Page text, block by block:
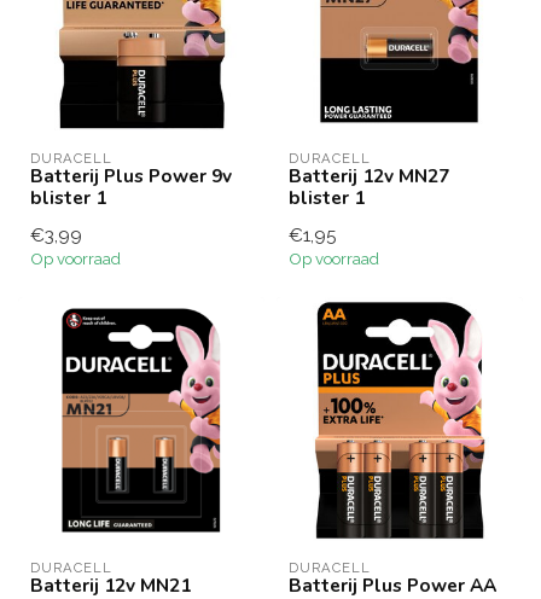
DURACELL
Batterij Plus Power 9v
blister 1
€3,99
Op voorraad
DURACELL
Batterij 12v MN27
blister 1
€1,95
Op voorraad
DURACELL
Batterij 12v MN21
DURACELL
Batterij Plus Power AA